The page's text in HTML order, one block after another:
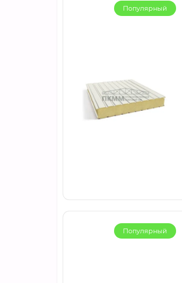
Популярный
Популярный